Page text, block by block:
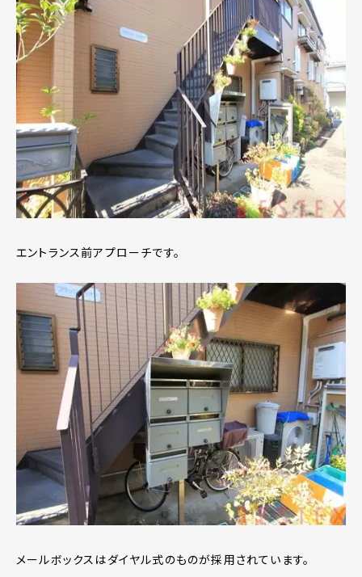
エントランス前アプローチです。
メールボックスはダイヤル式のものが採用されています。